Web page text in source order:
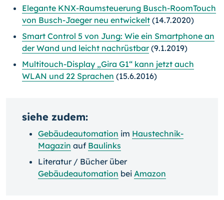
Elegante KNX-Raumsteuerung Busch-RoomTouch
von Busch-Jaeger neu entwickelt (14.7.2020)
Smart Control 5 von Jung: Wie ein Smartphone an
der Wand und leicht nachrüstbar(9.1.2019)
Multitouch-Display „Gira G1“ kann jetzt auch
WLAN und 22 Sprachen (15.6.2016)
siehe zudem:
Gebäudeautomation im Haustechnik-
Magazin auf Baulinks
Literatur / Bücher über
Gebäudeautomation bei Amazon